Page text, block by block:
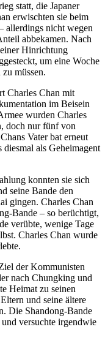
statt, die Japaner
erwischten sie beim
allerdings nicht wegen
abbekamen. Nach
Hinrichtung
um eine Woche
müssen.
Charles Chan mit
im Beisein
wurden Charles
doch nur fünf von
Vater bat erneut
als Geheimagent
konnten sie sich
seine Bande den
gingen. Charles Chan
Bande – so berüchtigt,
verübte, wenige Tage
Charles Chan wurde
der Kommunisten
nach Chungking und
Heimat zu seinen
und seine ältere
Die Shandong-Bande
versuchte irgendwie